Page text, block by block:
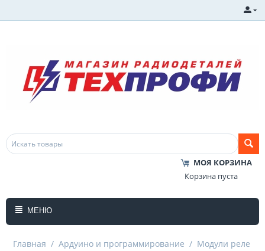
МОЯ КОРЗИНА
Корзина пуста
МЕНЮ
Главная / Ардуино и программирование / Модули реле